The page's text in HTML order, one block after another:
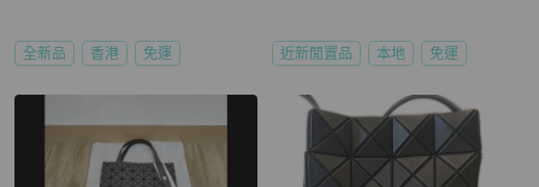
全新品 香港 免運 近新閒置品 本地 免運